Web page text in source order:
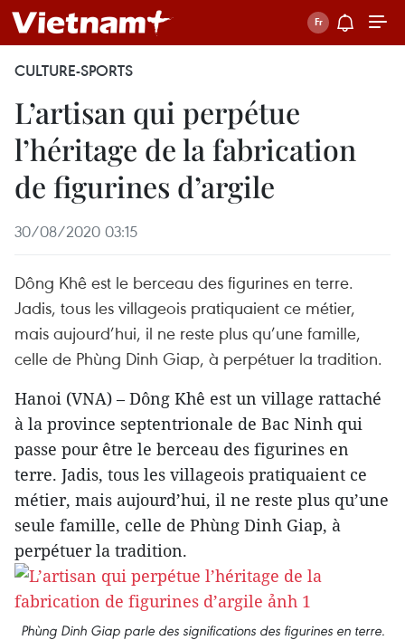
CULTURE-SPORTS
L’artisan qui perpétue
l’héritage de la fabrication
de figurines d’argile
30/08/2020 03:15
Dông Khê est le berceau des figurines en terre.
Jadis, tous les villageois pratiquaient ce métier,
mais aujourd’hui, il ne reste plus qu’une famille,
celle de Phùng Dinh Giap, à perpétuer la tradition.
Hanoi (VNA) – Dông Khê est un village rattaché
à la province septentrionale de Bac Ninh qui
passe pour être le berceau des figurines en
terre. Jadis, tous les villageois pratiquaient ce
métier, mais aujourd’hui, il ne reste plus qu’une
seule famille, celle de Phùng Dinh Giap, à
perpétuer la tradition.
Phùng Dinh Giap parle des significations des figurines en terre.